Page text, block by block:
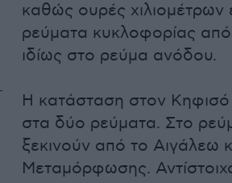
καθώς ουρές χιλιομέτρων
ρεύματα κυκλοφορίας
ιδίως στο ρεύμα ανόδου.
Η κατάσταση στον Κηφισό
στα δύο ρεύματα. Στο
ξεκινούν από το Αιγάλεω
Μεταμόρφωσης.